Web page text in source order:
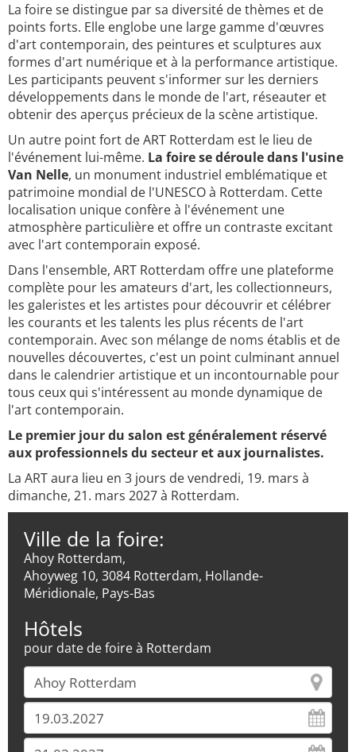
La foire se distingue par sa diversité de thèmes et de
points forts. Elle englobe une large gamme d'œuvres
d'art contemporain, des peintures et sculptures aux
formes d'art numérique et à la performance artistique.
Les participants peuvent s'informer sur les derniers
développements dans le monde de l'art, réseauter et
obtenir des aperçus précieux de la scène artistique.
Un autre point fort de ART Rotterdam est le lieu de
l'événement lui-même. La foire se déroule dans l'usine
Van Nelle, un monument industriel emblématique et
patrimoine mondial de l'UNESCO à Rotterdam. Cette
localisation unique confère à l'événement une
atmosphère particulière et offre un contraste excitant
avec l'art contemporain exposé.
Dans l'ensemble, ART Rotterdam offre une plateforme
complète pour les amateurs d'art, les collectionneurs,
les galeristes et les artistes pour découvrir et célébrer
les courants et les talents les plus récents de l'art
contemporain. Avec son mélange de noms établis et de
nouvelles découvertes, c'est un point culminant annuel
dans le calendrier artistique et un incontournable pour
tous ceux qui s'intéressent au monde dynamique de
l'art contemporain.
Le premier jour du salon est généralement réservé
aux professionnels du secteur et aux journalistes.
La ART aura lieu en 3 jours de vendredi, 19. mars à
dimanche, 21. mars 2027 à Rotterdam.
Ville de la foire:
Ahoy Rotterdam,
Ahoyweg 10, 3084 Rotterdam, Hollande-
Méridionale, Pays-Bas
Hôtels
pour date de foire à Rotterdam